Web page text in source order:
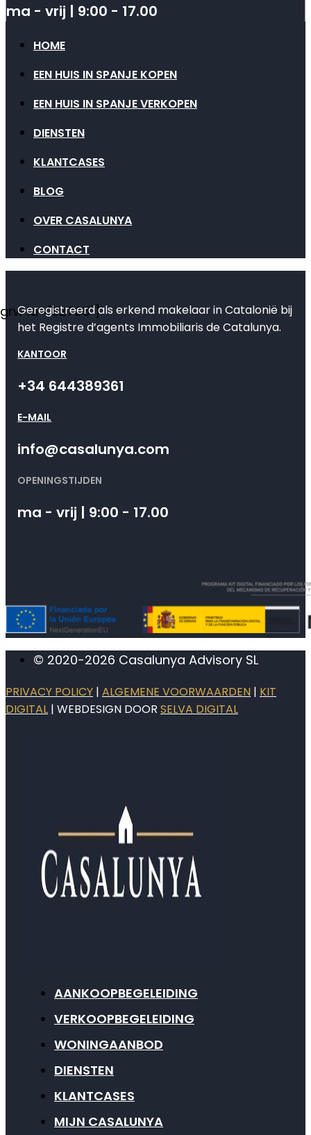
ma - vrij | 9:00 - 17.00
HOME
EEN HUIS IN SPANJE KOPEN
EEN HUIS IN SPANJE VERKOPEN
DIENSTEN
KLANTCASES
BLOG
OVER CASALUNYA
CONTACT
id="82735"]
Geregistreerd als erkend makelaar in Catalonië bij
het Registre d’agents Immobiliaris de Catalunya.
KANTOOR
+34 644389361
E-MAIL
info@casalunya.com
OPENINGSTIJDEN
ma - vrij | 9:00 - 17.00
© 2020-2026 Casalunya Advisory SL
PRIVACY POLICY | ALGEMENE VOORWAARDEN | KIT
DIGITAL | WEBDESIGN DOOR SELVA DIGITAL
AANKOOPBEGELEIDING
VERKOOPBEGELEIDING
WONINGAANBOD
DIENSTEN
KLANTCASES
MIJN CASALUNYA